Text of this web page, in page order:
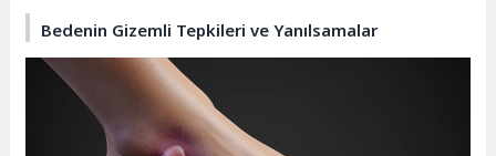
Bedenin Gizemli Tepkileri ve Yanılsamalar